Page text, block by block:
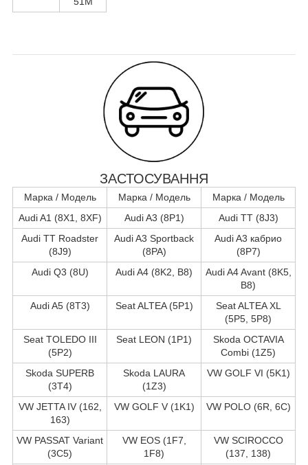
ЗАСТОСУВАННЯ
Марка / Модель Марка / Модель
Марка / Модель
Audi A1 (8X1, 8XF)
Audi A3 (8P1)
Audi TT (8J3)
Audi TT Roadster
(8J9)
Audi A3 Sportback
(8PA)
Audi A3 кабрио
(8P7)
Audi Q3 (8U)
Audi A4 (8K2, B8)
Audi A4 Avant (8K5,
B8)
Audi A5 (8T3)
Seat ALTEA (5P1)
Seat ALTEA XL
(5P5, 5P8)
Seat TOLEDO III
(5P2)
Seat LEON (1P1)
Skoda OCTAVIA
Combi (1Z5)
Skoda SUPERB
(3T4)
Skoda LAURA
(1Z3)
VW GOLF VI (5K1)
VW JETTA IV (162,
163)
VW GOLF V (1K1) VW POLO (6R, 6C)
VW PASSAT Variant
(3C5)
VW EOS (1F7,
1F8)
VW SCIROCCO
(137, 138)